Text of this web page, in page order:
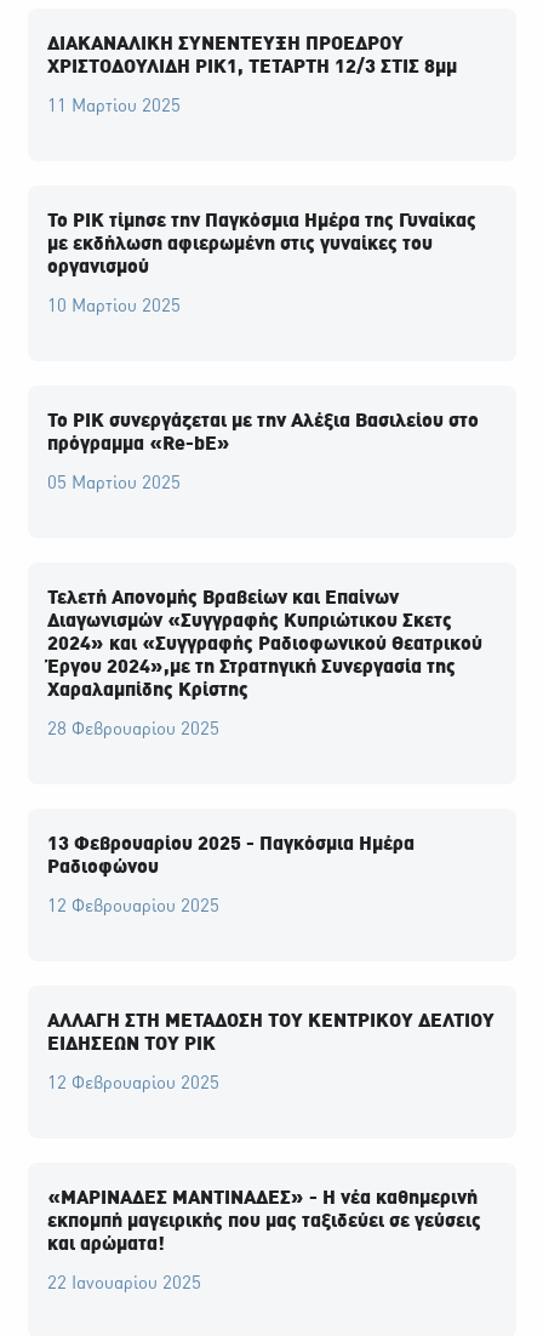
ΔΙΑΚΑΝΑΛΙΚΗ ΣΥΝΕΝΤΕΥΞΗ ΠΡΟΕΔΡΟΥ
ΧΡΙΣΤΟΔΟΥΛΙΔΗ ΡΙΚ1, ΤΕΤΑΡΤΗ 12/3 ΣΤΙΣ 8μμ
11 Μαρτίου 2025
Το ΡΙΚ τίμησε την Παγκόσμια Ημέρα της Γυναίκας
με εκδήλωση αφιερωμένη στις γυναίκες του
οργανισμού
10 Μαρτίου 2025
Το ΡΙΚ συνεργάζεται με την Αλέξια Βασιλείου στο
πρόγραμμα «Re-bE»
05 Μαρτίου 2025
Τελετή Απονομής Βραβείων και Επαίνων
Διαγωνισμών «Συγγραφής Κυπριώτικου Σκετς
2024» και «Συγγραφής Ραδιοφωνικού Θεατρικού
Έργου 2024»,με τη Στρατηγική Συνεργασία της
Χαραλαμπίδης Κρίστης
28 Φεβρουαρίου 2025
13 Φεβρουαρίου 2025 - Παγκόσμια Ημέρα
Ραδιοφώνου
12 Φεβρουαρίου 2025
ΑΛΛΑΓΗ ΣΤΗ ΜΕΤΑΔΟΣΗ ΤΟΥ ΚΕΝΤΡΙΚΟΥ ΔΕΛΤΙΟΥ
ΕΙΔΗΣΕΩΝ ΤΟΥ ΡΙΚ
12 Φεβρουαρίου 2025
«ΜΑΡΙΝΑΔΕΣ ΜΑΝΤΙΝΑΔΕΣ» - Η νέα καθημερινή
εκπομπή μαγειρικής που μας ταξιδεύει σε γεύσεις
και αρώματα!
22 Ιανουαρίου 2025